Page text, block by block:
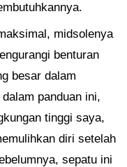
midsolenya
benturan
besar dalam
panduan ini,
tinggi saya,
diri setelah
sepatu ini